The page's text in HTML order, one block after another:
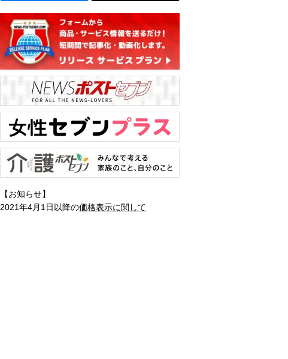
【お知らせ】
2021年4月1日以降の価格表示に関して